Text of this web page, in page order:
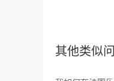
其他类似